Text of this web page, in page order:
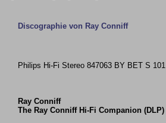
Discographie von Ray Conniff
Philips Hi-Fi Stereo 847063 BY BET S 101
Ray Conniff
The Ray Conniff Hi-Fi Companion (DLP)